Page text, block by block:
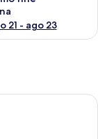
21 - ago 23
letto con un letto,